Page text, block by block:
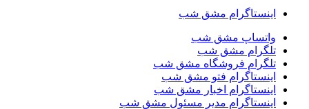
اینستاگرام مشق شب
واتساپ مشق شب
تلگرام مشق شب
تلگرام فروشگاه مشق شب
اینستاگرام فتو مشق شب
اینستاگرام اخبار مشق شب
اینستاگرام مدیر مسئول مشق شب